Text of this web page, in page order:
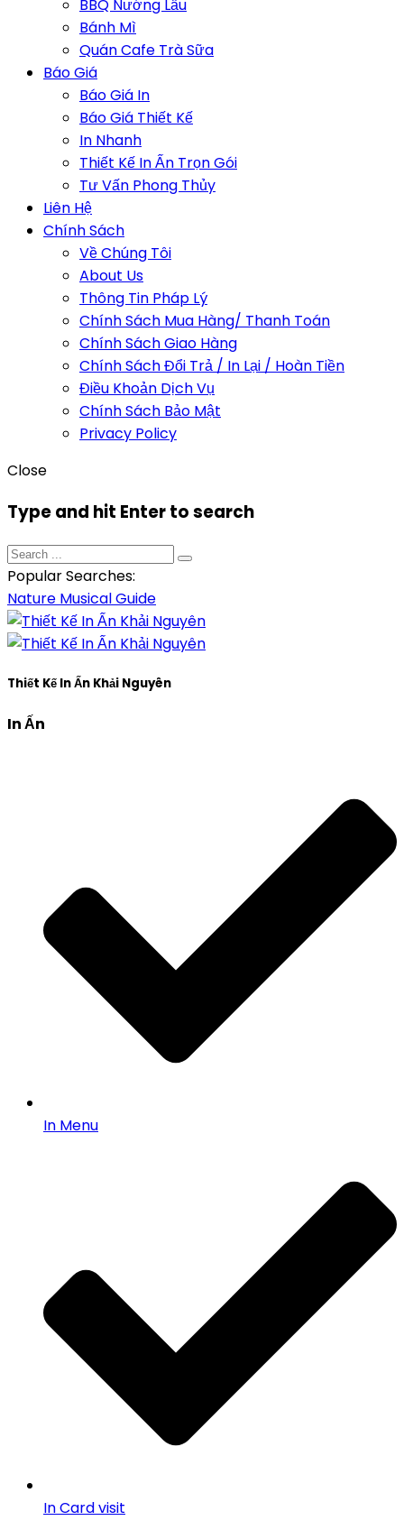
BBQ Nướng Lẩu
Bánh Mì
Quán Cafe Trà Sữa
Báo Giá
Báo Giá In
Báo Giá Thiết Kế
In Nhanh
Thiết Kế In Ấn Trọn Gói
Tư Vấn Phong Thủy
Liên Hệ
Chính Sách
Về Chúng Tôi
About Us
Thông Tin Pháp Lý
Chính Sách Mua Hàng/ Thanh Toán
Chính Sách Giao Hàng
Chính Sách Đổi Trả / In Lại / Hoàn Tiền
Điều Khoản Dịch Vụ
Chính Sách Bảo Mật
Privacy Policy
Close
Type and hit Enter to search
Popular Searches:
Nature MusicalGuide
Thiết Kế In Ấn Khải Nguyên
In Ấn
In Menu
In Card visit